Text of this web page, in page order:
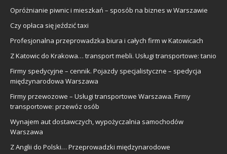
Opróżnianie piwnic i mieszkań – sposób na biznes w Warszawie
Czy opłaca się jeździć taxi
Profesjonalna przeprowadzka biura i całych firm w Katowicach
Z Katowic do Krakowa… transport mebli. Usługi transportowe: tanio
Firmy spedycyjne – cennik. Pojazdy specjalistyczne – spedycja
międzynarodowa Warszawa
Firmy przewozowe – Usługi transportowe Warszawa. Firmy
transportowe: przewóz osób
Wynajem aut dostawczych, wypożyczalnia samochodów
Warszawa
Z Anglii do Polski… Przeprowadzki międzynarodowe